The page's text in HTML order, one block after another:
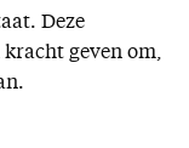
Deze
kracht geven om,